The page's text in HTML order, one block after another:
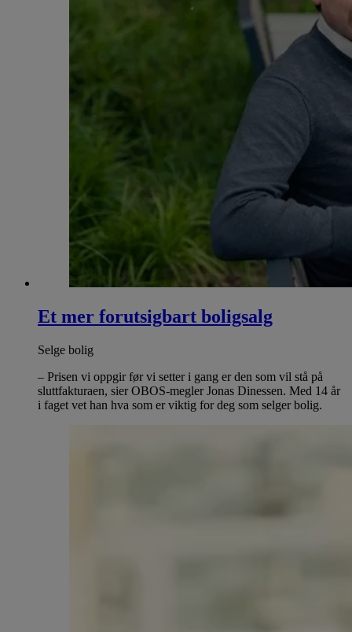
Et mer forutsigbart boligsalg
Selge bolig
– Prisen vi oppgir før vi setter i gang er den som vil stå på
sluttfakturaen, sier OBOS-megler Jonas Dinessen. Med 14 år
i faget vet han hva som er viktig for deg som selger bolig.